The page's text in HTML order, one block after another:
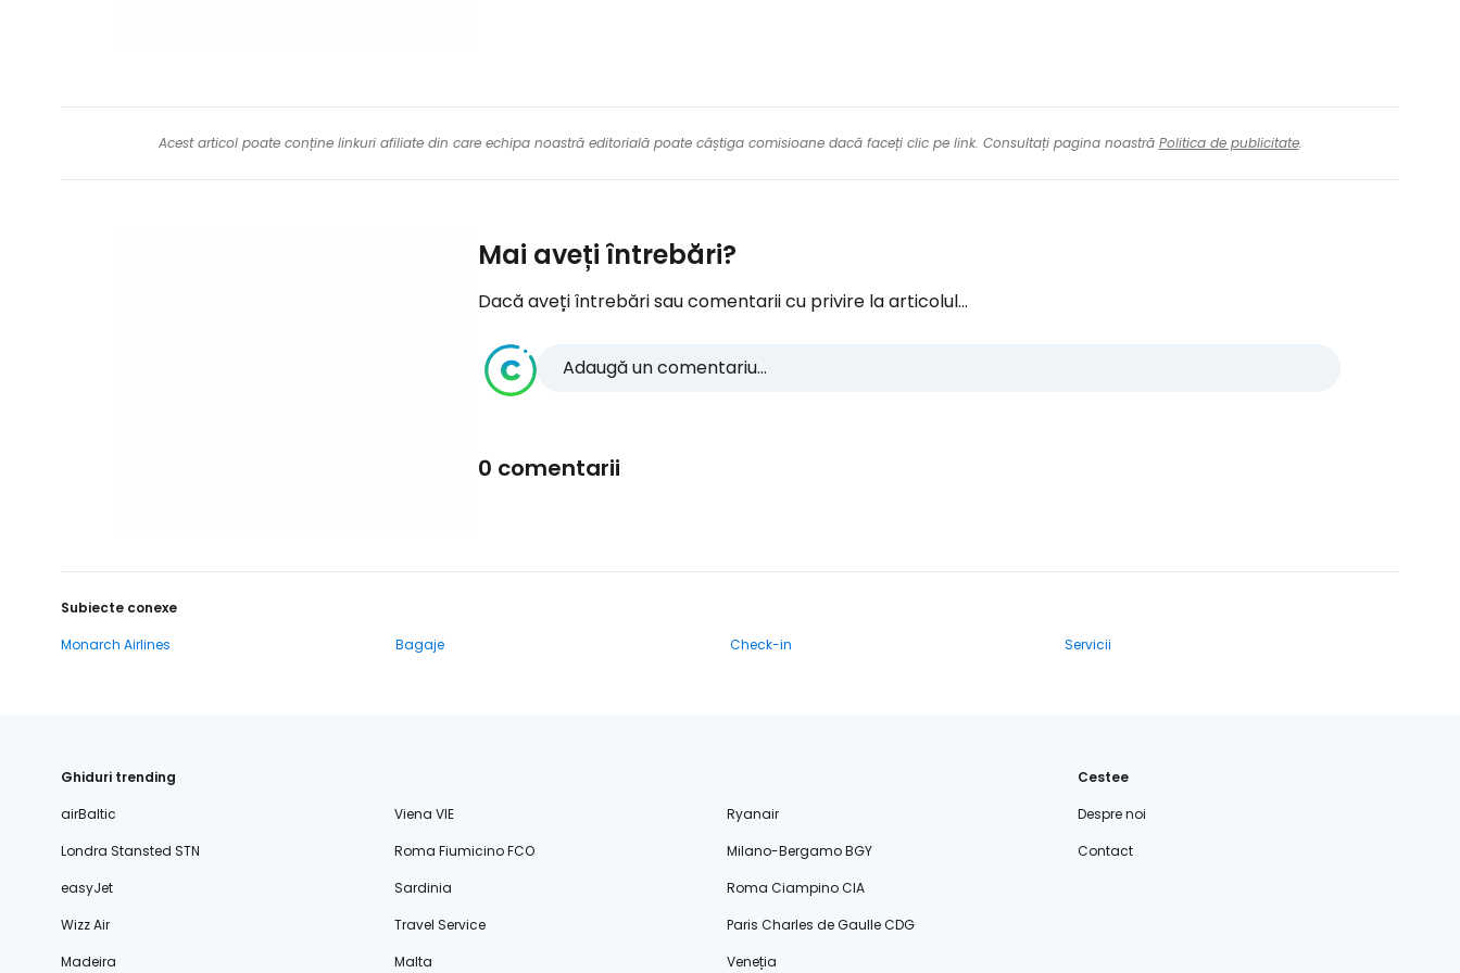
Acest articol poate conține linkuri afiliate din care echipa noastră editorială poate câștiga comisioane dacă faceți clic pe link. Consultați pagina noastră Politica de publicitate.
Mai aveți întrebări?
Dacă aveți întrebări sau comentarii cu privire la articolul...
Adaugă un comentariu...
0 comentarii
Subiecte conexe
Monarch Airlines
Bagaje Check-in Servicii
Ghiduri trending
airBaltic
Viena VIE
Ryanair
Londra Stansted STN
Roma Fiumicino FCO
Milano-Bergamo BGY
easyJet
Sardinia
Roma Ciampino CIA
Wizz Air
Travel Service
Paris Charles de Gaulle CDG
Madeira
Malta Veneția
Cestee
Despre noi
Contact